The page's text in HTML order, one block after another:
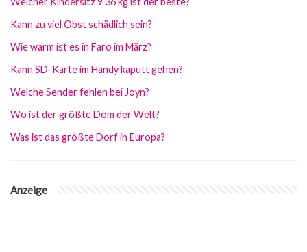
Kann zu viel Obst schädlich sein?
Wie warm ist es in Faro im März?
Kann SD-Karte im Handy kaputt gehen?
Welche Sender fehlen bei Joyn?
Wo ist der größte Dom der Welt?
Was ist das größte Dorf in Europa?
Anzeige